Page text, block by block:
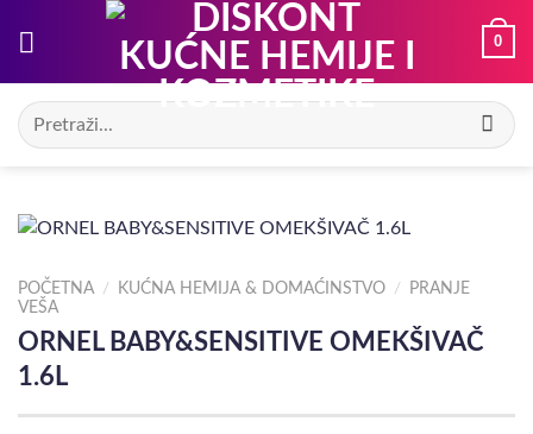
0
Pretraga
za:
POČETNA / KUĆNA HEMIJA & DOMAĆINSTVO /
PRANJE
VEŠA
ORNEL BABY&SENSITIVE OMEKŠIVAČ
1.6L